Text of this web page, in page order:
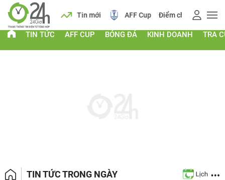
Lịch Tin mới AFF Cup Điểm chuẩn 2026
TIN TỨC AFF CUP BÓNG ĐÁ KINH DOANH TRA
TIN TỨC TRONG NGÀY